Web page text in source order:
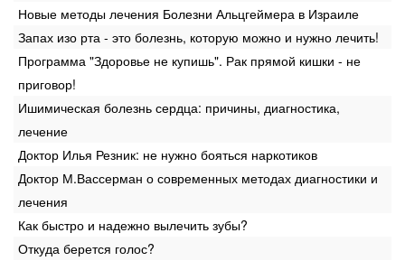
Новые методы лечения Болезни Альцгеймера в Израиле
Запах изо рта - это болезнь, которую можно и нужно лечить!
Программа "Здоровье не купишь". Рак прямой кишки - не
приговор!
Ишимическая болезнь сердца: причины, диагностика,
лечение
Доктор Илья Резник: не нужно бояться наркотиков
Доктор М.Вассерман о современных методах диагностики и
лечения
Как быстро и надежно вылечить зубы?
Откуда берется голос?